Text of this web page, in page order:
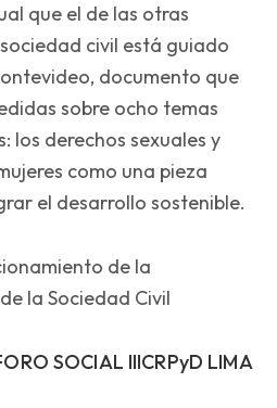
que el de las otras
civil está guiado
documento que
sobre ocho temas
los derechos sexuales y
como una pieza
el desarrollo sostenible.
de la
la Sociedad Civil
SOCIAL IIICRPyD LIMA